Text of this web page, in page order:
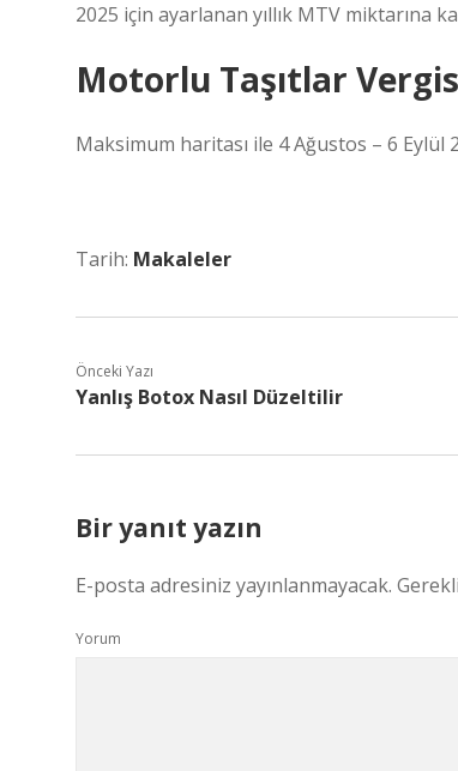
2025 için ayarlanan yıllık MTV miktarına
Motorlu Taşıtlar
Maksimum haritası ile 4 Ağustos – 6 Eylül
Tarih: Makaleler
Önceki Yazı
Yanlış Botox Nasıl Düzeltilir
Bir yanıt yazın
E-posta adresiniz yayınlanmayacak.
Yorum